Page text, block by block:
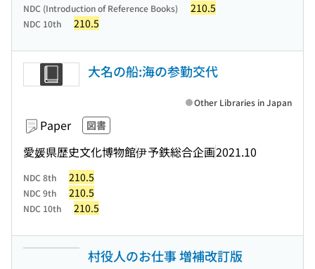
NDC (Introduction of Reference Books) 210.5
NDC 10th 210.5
大名の船:海の参勤交代
Paper 図書
愛媛県歴史文化博物館伊予鉄総合企画2021.10
Other Libraries in Japan
NDC 8th 210.5
NDC 9th 210.5
NDC 10th 210.5
村役人のお仕事 増補改訂版